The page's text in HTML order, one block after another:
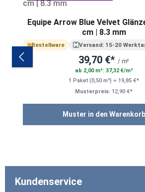
Equipe Arrow Blue Velvet
cm | 8.3 mm
Bestellware Versand: 15-20
39,70 €* / m²
ab 2,00 m²: 37,32 €/m²
1 Paket (0,50 m²) = 19,85 €*
Musterpreis: 12,90 €*
Muster in den Warenkorb
Kundenservice